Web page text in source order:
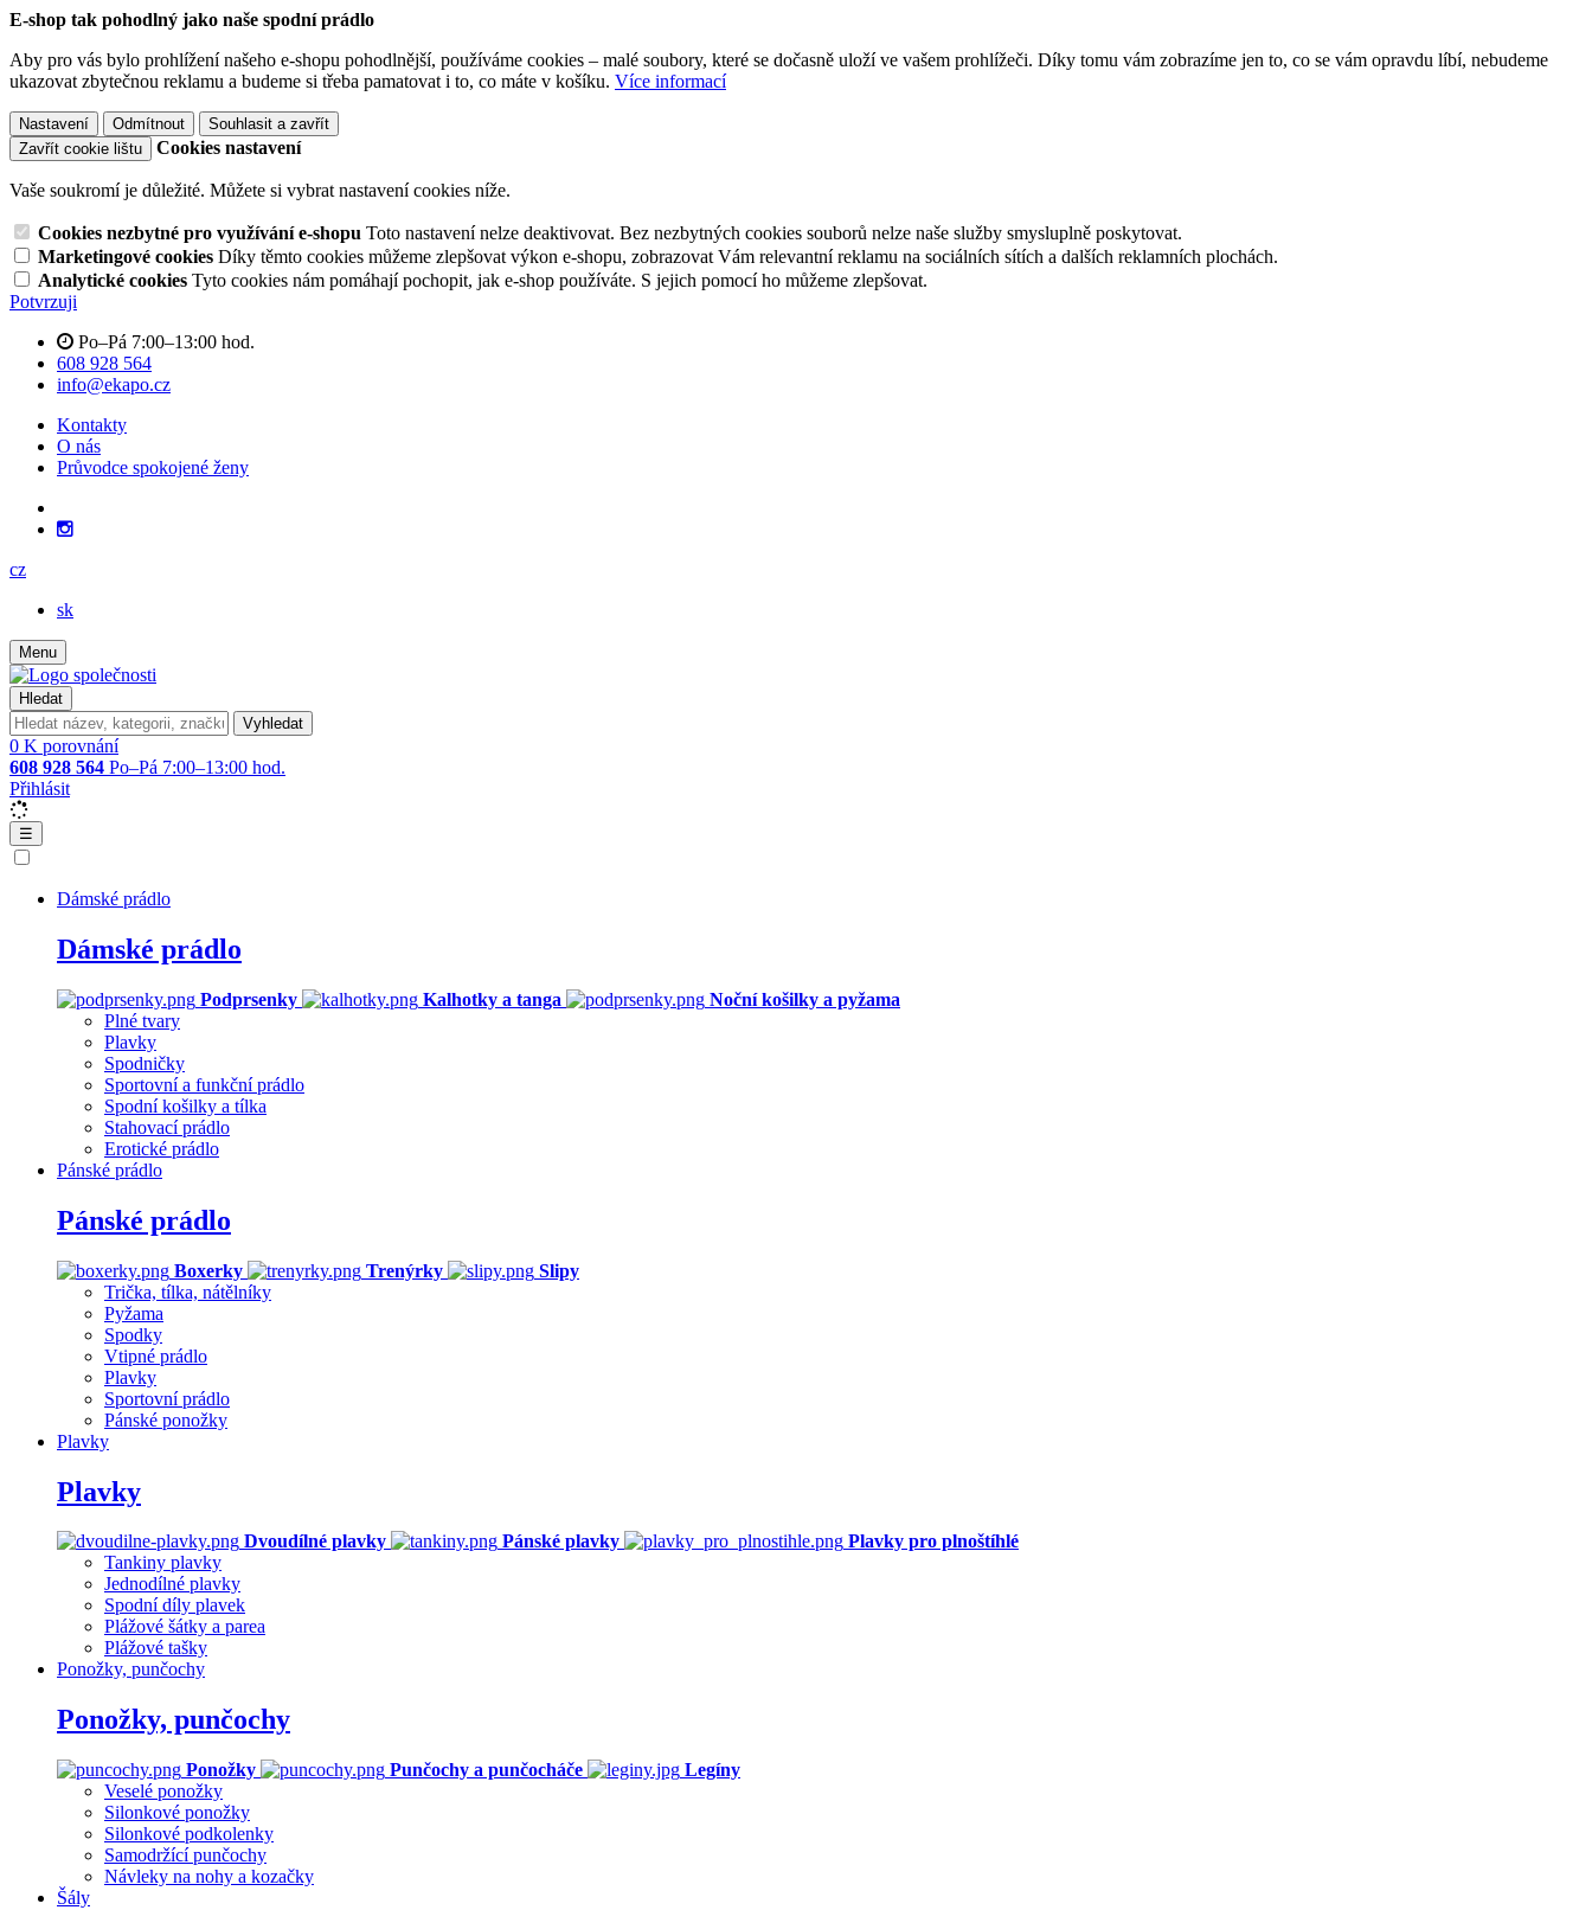
E-shop tak pohodlný jako naše spodní prádlo
Aby pro vás bylo prohlížení našeho e-shopu pohodlnější, používáme cookies – malé soubory, které se dočasně uloží ve vašem prohlížeči. Díky tomu vám zobrazíme jen to, co se vám opravdu líbí, nebudeme
ukazovat zbytečnou reklamu a budeme si třeba pamatovat i to, co máte v košíku. Více informací
Nastavení Odmítnout
Souhlasit a zavřít
Zavřít cookie lištu
Cookies nastavení
Vaše soukromí je důležité. Můžete si vybrat nastavení cookies níže.
Cookies nezbytné pro využívání e-shopu Toto nastavení nelze deaktivovat. Bez nezbytných cookies souborů nelze naše služby smysluplně poskytovat.
Marketingové cookies Díky těmto cookies můžeme zlepšovat výkon e-shopu, zobrazovat Vám relevantní reklamu na sociálních sítích a dalších reklamních plochách.
Analytické cookies Tyto cookies nám pomáhají pochopit, jak e-shop používáte. S jejich pomocí ho můžeme zlepšovat.
Potvrzuji
Po–Pá 7:00–13:00 hod.
608 928 564
info@ekapo.cz
Kontakty
O nás
Průvodce spokojené ženy
cz
sk
Menu
Hledat
Vyhledat
0 K porovnání
608 928 564 Po–Pá 7:00–13:00 hod.
Přihlásit
☰
Dámské prádlo
Dámské prádlo
Podprsenky Kalhotky a tanga
Noční košilky a pyžama
Plné tvary
Plavky
Spodničky
Sportovní a funkční prádlo
Spodní košilky a tílka
Stahovací prádlo
Erotické prádlo
Pánské prádlo
Pánské prádlo
Boxerky Trenýrky
Slipy
Trička, tílka, nátělníky
Pyžama
Spodky
Vtipné prádlo
Plavky
Sportovní prádlo
Pánské ponožky
Plavky
Plavky
Dvoudílné plavky Pánské plavky
Plavky pro plnoštíhlé
Tankiny plavky
Jednodílné plavky
Spodní díly plavek
Plážové šátky a parea
Plážové tašky
Ponožky, punčochy
Ponožky, punčochy
Ponožky Punčochy a punčocháče
Legíny
Veselé ponožky
Silonkové ponožky
Silonkové podkolenky
Samodržící punčochy
Návleky na nohy a kozačky
Šály